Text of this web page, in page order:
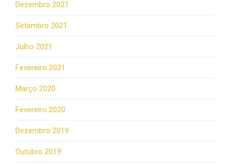
Dezembro 2021
Setembro 2021
Julho 2021
Fevereiro 2021
Março 2020
Fevereiro 2020
Dezembro 2019
Outubro 2019